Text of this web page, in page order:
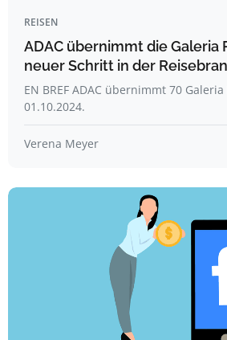
REISEN
ADAC übernimmt die Galeria
neuer Schritt in der
EN BREF ADAC übernimmt 70
01.10.2024.
Verena Meyer